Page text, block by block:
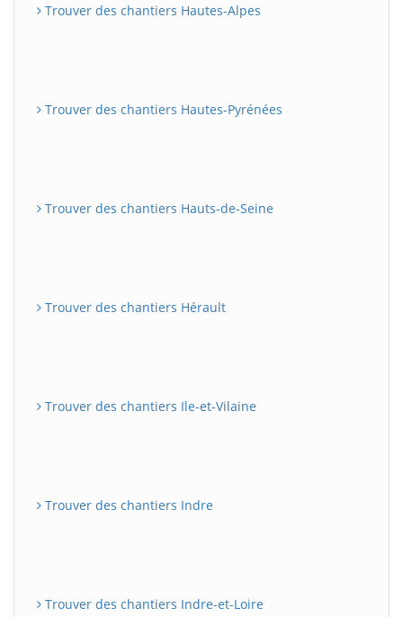
Trouver des chantiers Hautes-Alpes
Trouver des chantiers Hautes-Pyrénées
Trouver des chantiers Hauts-de-Seine
Trouver des chantiers Hérault
Trouver des chantiers Ile-et-Vilaine
Trouver des chantiers Indre
Trouver des chantiers Indre-et-Loire